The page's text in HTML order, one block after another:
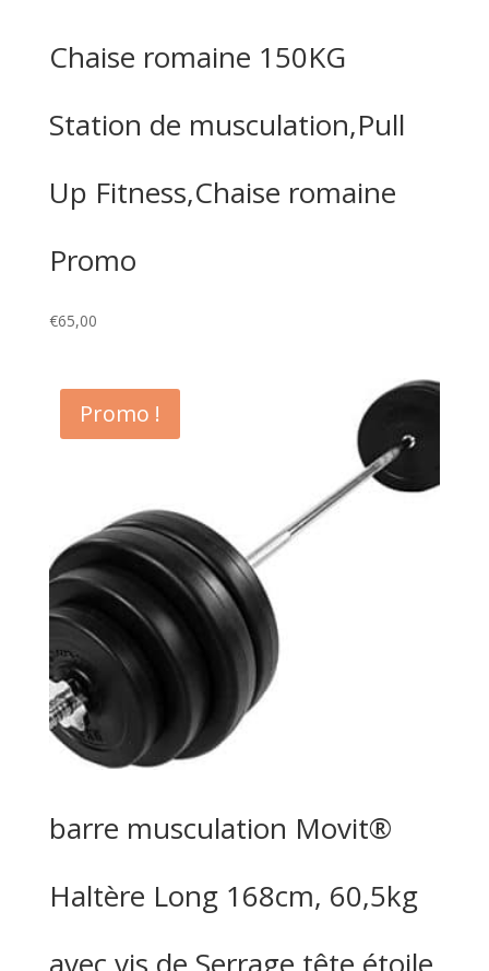
Chaise romaine 150KG
Station de musculation,Pull
Up Fitness,Chaise romaine
Promo
€65,00
Promo !
barre musculation Movit®
Haltère Long 168cm, 60,5kg
avec vis de Serrage tête étoile